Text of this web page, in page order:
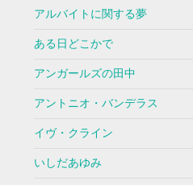
アルバイトに関する夢
ある日どこかで
アンガールズの田中
アントニオ・バンデラス
イヴ・クライン
いしだあゆみ